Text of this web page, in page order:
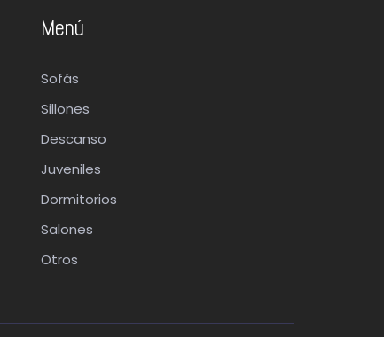
Menú
Sofás
Sillones
Descanso
Juveniles
Dormitorios
Salones
Otros